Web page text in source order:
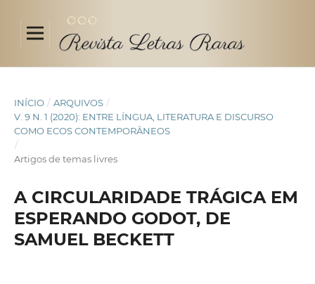
INÍCIO / ARQUIVOS /
V. 9 N. 1 (2020): ENTRE LÍNGUA, LITERATURA E DISCURSO
COMO ECOS CONTEMPORÂNEOS
/
Artigos de temas livres
A CIRCULARIDADE TRÁGICA EM
ESPERANDO GODOT, DE
SAMUEL BECKETT